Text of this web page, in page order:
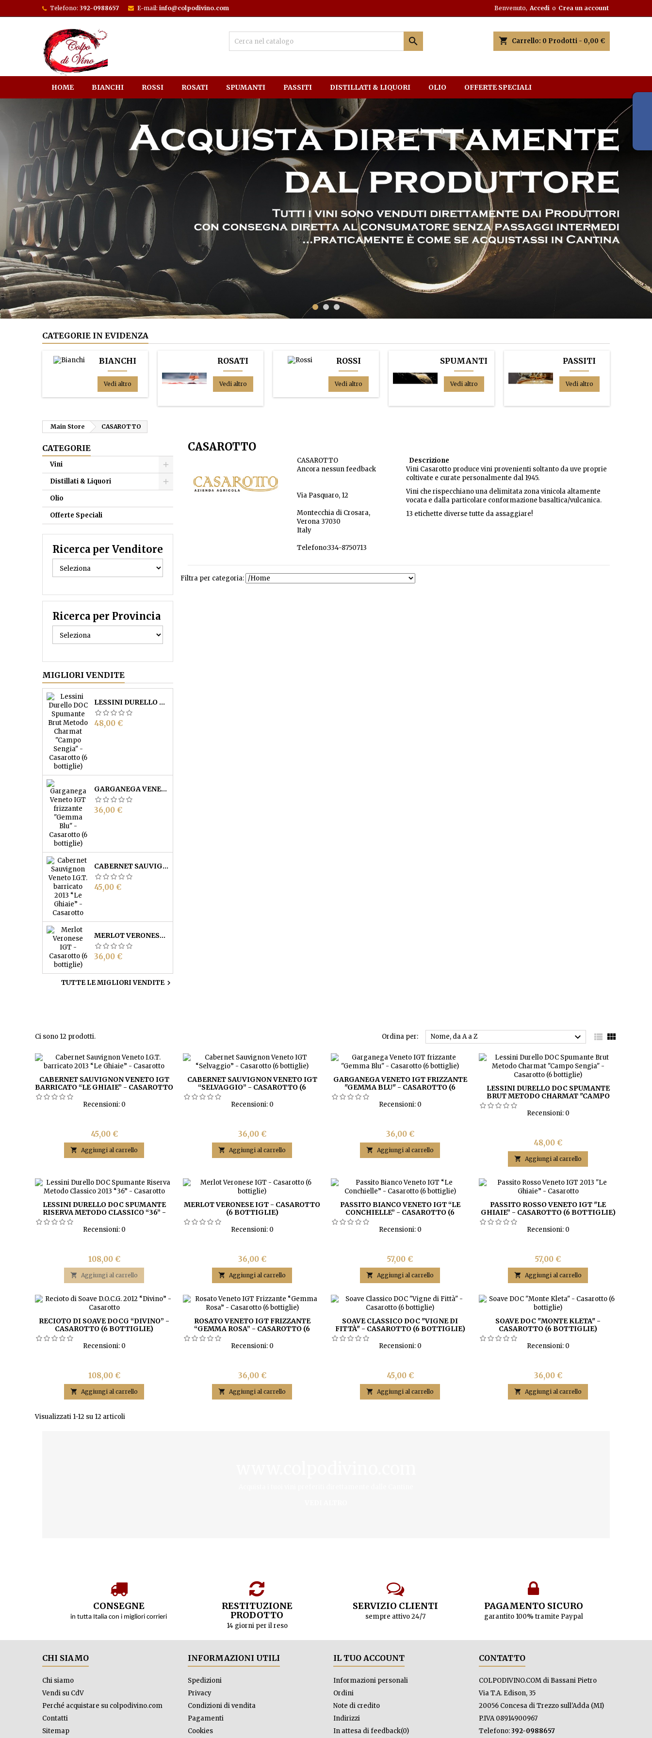
Telefono: 392-0988657 E-mail: info@colpodivino.com Benvenuto, Accedi o Crea un account
shopping_cart Carrello: 0 Prodotti - 0,00 €

HOME BIANCHI ROSSI ROSATI SPUMANTI PASSITI DISTILLATI & LIQUORI OLIO OFFERTE SPECIALI
CATEGORIE IN EVIDENZA
BIANCHI
Vedi altro
ROSATI
Vedi altro
ROSSI
Vedi altro
SPUMANTI
Vedi altro
PASSITI
Vedi altro
Main Store CASAROTTO
CATEGORIE
Vini
Distillati & Liquori
Olio
Offerte Speciali
Ricerca per Venditore
Ricerca per Provincia
MIGLIORI VENDITE
LESSINI DURELLO DOC SPUMANTE BRUT METODO CHARMAT "CAMPO SENGIA" - CASAROTTO (6 BOTTIGLIE)
Prezzo
48,00 €
GARGANEGA VENETO IGT FRIZZANTE "GEMMA BLU" - CASAROTTO (6 BOTTIGLIE)
Prezzo
36,00 €
CABERNET SAUVIGNON VENETO IGT BARRICATO “LE GHIAIE” - CASAROTTO (6 BOTTIGLIE)
Prezzo
45,00 €
MERLOT VERONESE IGT - CASAROTTO (6 BOTTIGLIE)
Prezzo
36,00 €
TUTTE LE MIGLIORI VENDITE 
CASAROTTO
CASAROTTO
Ancora nessun feedback
Via Pasquaro, 12
Montecchia di Crosara,
Verona 37030
Italy
Telefono:334-8750713
Descrizione
Vini Casarotto produce vini provenienti soltanto da uve proprie
coltivate e curate personalmente dal 1945.
Vini che rispecchiano una delimitata zona vinicola altamente
vocata e dalla particolare conformazione basaltica/vulcanica.
13 etichette diverse tutte da assaggiare!
Filtra per categoria:
Ci sono 12 prodotti. Ordina per: Nome, da A a Z   
CABERNET SAUVIGNON VENETO IGT
BARRICATO “LE GHIAIE” - CASAROTTO
Recensioni: 0
Prezzo
45,00 €
 Aggiungi al carrello
CABERNET SAUVIGNON VENETO IGT
“SELVAGGIO” - CASAROTTO (6
Recensioni: 0
Prezzo
36,00 €
 Aggiungi al carrello
GARGANEGA VENETO IGT FRIZZANTE
"GEMMA BLU" - CASAROTTO (6
Recensioni: 0
Prezzo
36,00 €
 Aggiungi al carrello
LESSINI DURELLO DOC SPUMANTE
BRUT METODO CHARMAT "CAMPO
SENGIA" - CASAROTTO (6 BOTTIGLIE)
Recensioni: 0
Prezzo
48,00 €
 Aggiungi al carrello
LESSINI DURELLO DOC SPUMANTE
RISERVA METODO CLASSICO “36” -
CASAROTTO (6 BOTTIGLIE)
Recensioni: 0
Prezzo
108,00 €
 Aggiungi al carrello
MERLOT VERONESE IGT - CASAROTTO
(6 BOTTIGLIE)
Recensioni: 0
Prezzo
36,00 €
 Aggiungi al carrello
PASSITO BIANCO VENETO IGT “LE
CONCHIELLE” - CASAROTTO (6
Recensioni: 0
Prezzo
57,00 €
 Aggiungi al carrello
PASSITO ROSSO VENETO IGT "LE
GHIAIE” - CASAROTTO (6 BOTTIGLIE)
Recensioni: 0
Prezzo
57,00 €
 Aggiungi al carrello
RECIOTO DI SOAVE DOCG “DIVINO” -
CASAROTTO (6 BOTTIGLIE)
Recensioni: 0
Prezzo
108,00 €
 Aggiungi al carrello
ROSATO VENETO IGT FRIZZANTE
“GEMMA ROSA” - CASAROTTO (6
Recensioni: 0
Prezzo
36,00 €
 Aggiungi al carrello
SOAVE CLASSICO DOC "VIGNE DI
FITTÀ" - CASAROTTO (6 BOTTIGLIE)
Recensioni: 0
Prezzo
45,00 €
 Aggiungi al carrello
SOAVE DOC "MONTE KLETA" -
CASAROTTO (6 BOTTIGLIE)
Recensioni: 0
Prezzo
36,00 €
 Aggiungi al carrello
Visualizzati 1-12 su 12 articoli
CONSEGNE
in tutta Italia con i migliori corrieri
RESTITUZIONE
PRODOTTO
14 giorni per il reso
SERVIZIO CLIENTI
sempre attivo 24/7
PAGAMENTO SICURO
garantito 100% tramite Paypal
CHI SIAMO
Chi siamo
Vendi su CdV
Perché acquistare su colpodivino.com
Contatti
Sitemap
INFORMAZIONI UTILI
Spedizioni
Privacy
Condizioni di vendita
Pagamenti
Cookies
IL TUO ACCOUNT
Informazioni personali
Ordini
Note di credito
Indirizzi
In attesa di feedback(0)
CONTATTO
COLPODIVINO.COM di Bassani Pietro
Via T.A. Edison, 35
20056 Concesa di Trezzo sull'Adda (MI)
P.IVA 08914900967
Telefono:392-0988657